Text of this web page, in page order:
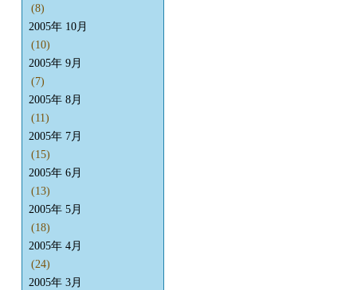
(8)
2005年 10月
(10)
2005年 9月
(7)
2005年 8月
(11)
2005年 7月
(15)
2005年 6月
(13)
2005年 5月
(18)
2005年 4月
(24)
2005年 3月